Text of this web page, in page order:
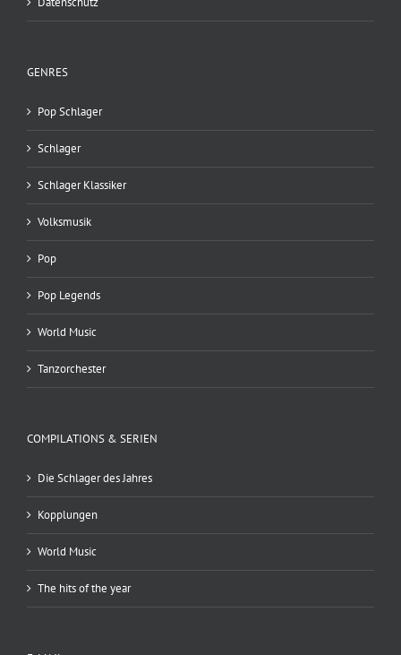
GENRES
Pop Schlager
Schlager
Schlager Klassiker
Volksmusik
Pop
Pop Legends
World Music
Tanzorchester
COMPILATIONS & SERIEN
Die Schlager des Jahres
Kopplungen
World Music
The hits of the year